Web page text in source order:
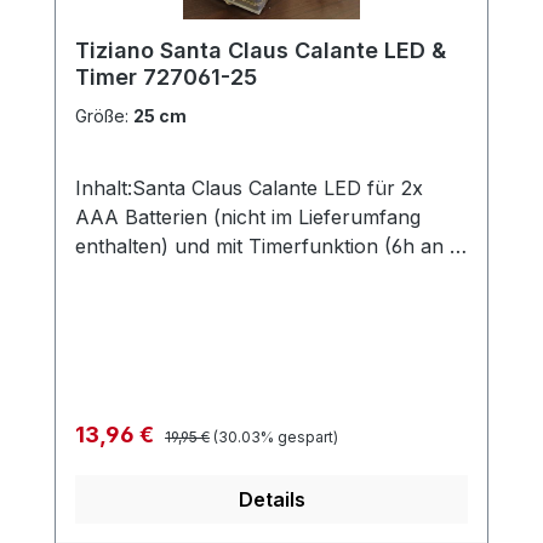
Tiziano Santa Claus Calante LED &
Timer 727061-25
Größe: 25 cm
Inhalt:Santa Claus Calante LED für 2x
AAA Batterien (nicht im Lieferumfang
enthalten) und mit Timerfunktion (6h an /
Kombinationsmöglichkeiten aus Figuren,
Teelichtern und Vasen schaffen
Verkaufspreis:
13,96 € Regulärer Preis:
19,95 € (30.03% gespart)
Details